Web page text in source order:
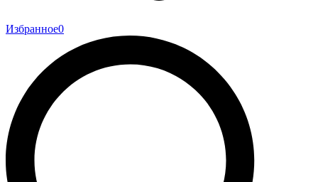
Избранное0